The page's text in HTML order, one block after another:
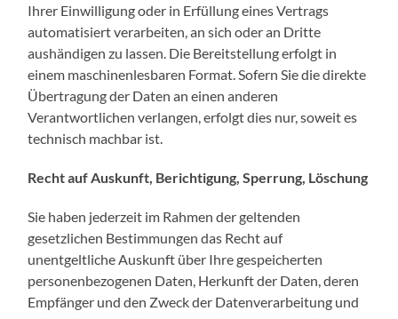
Ihrer Einwilligung oder in Erfüllung eines Vertrags
automatisiert verarbeiten, an sich oder an Dritte
aushändigen zu lassen. Die Bereitstellung erfolgt in
einem maschinenlesbaren Format. Sofern Sie die direkte
Übertragung der Daten an einen anderen
Verantwortlichen verlangen, erfolgt dies nur, soweit es
technisch machbar ist.
Recht auf Auskunft, Berichtigung, Sperrung, Löschung
Sie haben jederzeit im Rahmen der geltenden
gesetzlichen Bestimmungen das Recht auf
unentgeltliche Auskunft über Ihre gespeicherten
personenbezogenen Daten, Herkunft der Daten, deren
Empfänger und den Zweck der Datenverarbeitung und